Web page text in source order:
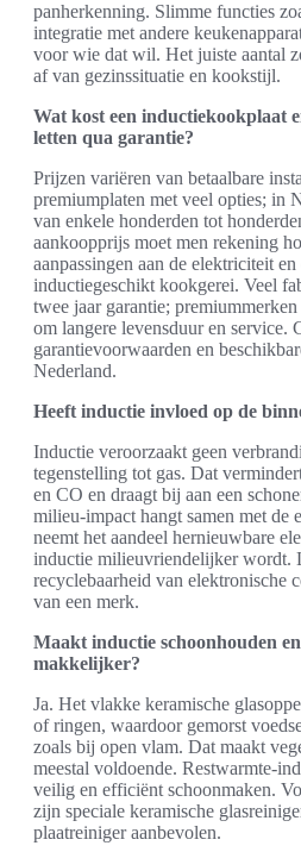
panherkenning. Slimme functies
integratie met andere
voor wie dat wil. Het juiste aantal
af van gezinssituatie en kookstijl.
Wat kost een inductiekookplaat
letten qua garantie?
Prijzen variëren van betaalbare
premiumplaten met veel opties; in
van enkele honderden tot
aankoopprijs moet men rekening
aanpassingen aan de elektriciteit
inductiegeschikt kookgerei. Veel
twee jaar garantie;
om langere levensduur en service.
garantievoorwaarden en
Nederland.
Heeft inductie invloed op de
Inductie veroorzaakt geen
tegenstelling tot gas. Dat
en CO en draagt bij aan een
milieu-impact hangt samen met de
neemt het aandeel hernieuwbare
inductie milieuvriendelijker wordt.
recyclebaarheid van elektronische
van een merk.
Maakt inductie schoonhouden
makkelijker?
Ja. Het vlakke keramische
of ringen, waardoor gemorst
zoals bij open vlam. Dat maakt
meestal voldoende. Restwarmte-
veilig en efficiënt schoonmaken.
zijn speciale keramische
plaatreiniger aanbevolen.